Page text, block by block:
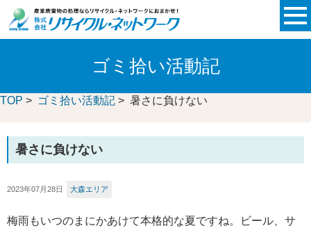
ゴミ拾い活動記
TOP > ゴミ拾い活動記 > 暑さに負けない
暑さに負けない
2023年07月28日 大森エリア
梅雨もいつのまにかあけて本格的な夏ですね。ビール、サ